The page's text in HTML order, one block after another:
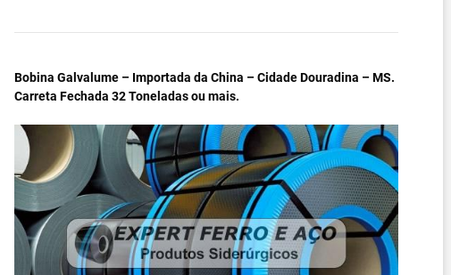
Bobina Galvalume – Importada da China – Cidade Douradina – MS.
Carreta Fechada 32 Toneladas ou mais.